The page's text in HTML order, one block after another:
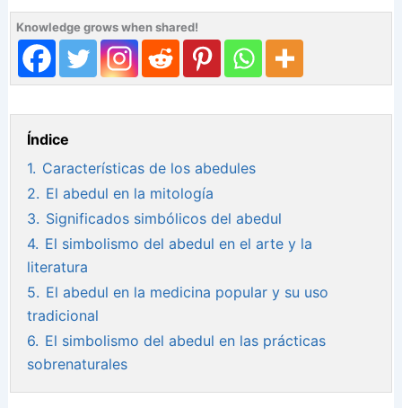
Knowledge grows when shared!
Índice
1. Características de los abedules
2. El abedul en la mitología
3. Significados simbólicos del abedul
4. El simbolismo del abedul en el arte y la
literatura
5. El abedul en la medicina popular y su uso
tradicional
6. El simbolismo del abedul en las prácticas
sobrenaturales